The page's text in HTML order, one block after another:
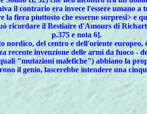
il contrario era invece l'essere umano
la fiera piuttosto che esserne sorpresi>
ricordare il Bestiaire d'Amours di
p.375 e nota 6].
del centro e dell'oriente
invenzione delle armi da fuoco -
"mutazioni malefiche") abbiano la
il genio, lascerebbe intendere una